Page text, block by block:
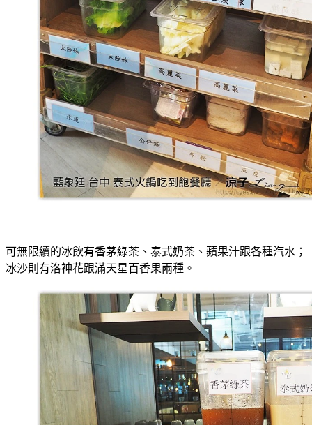
可無限續的冰飲有香茅綠茶、泰式奶茶、蘋果汁跟各種汽水；
冰沙則有洛神花跟滿天星百香果兩種。